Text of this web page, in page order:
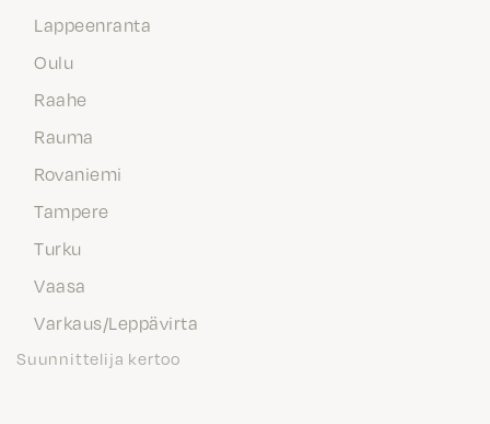
Lappeenranta
Oulu
Raahe
Rauma
Rovaniemi
Tampere
Turku
Vaasa
Varkaus/Leppävirta
Suunnittelija kertoo